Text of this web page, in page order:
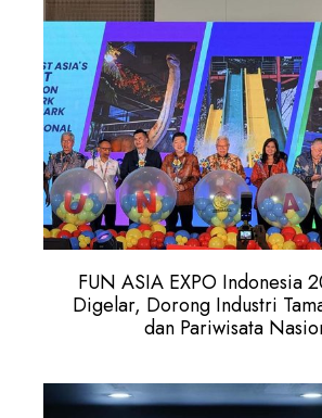
FUN ASIA EXPO Indonesia
Digelar, Dorong Industri
dan Pariwisata